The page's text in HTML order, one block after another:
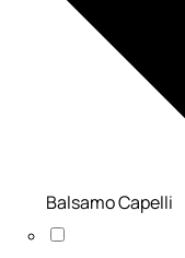
Balsamo Capelli